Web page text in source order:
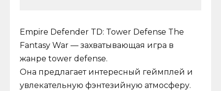
Empire Defender TD: Tower Defense The
Fantasy War — захватывающая игра в
жанре tower defense.
Она предлагает интересный геймплей и
увлекательную фэнтезийную атмосферу.